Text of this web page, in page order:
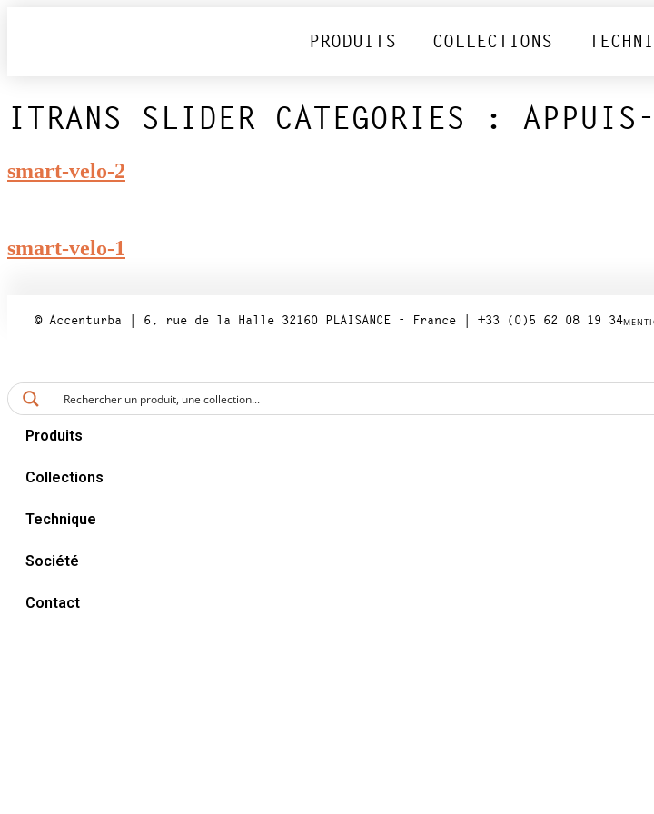
PRODUITS COLLECTIONS
ITRANS SLIDER CATEGORIES :
smart-velo-2
smart-velo-1
© Accenturba | 6, rue de la Halle 32160 PLAISANCE - France | +33 (0)5 62 08 19 34
Produits
Collections
Technique
Société
Contact